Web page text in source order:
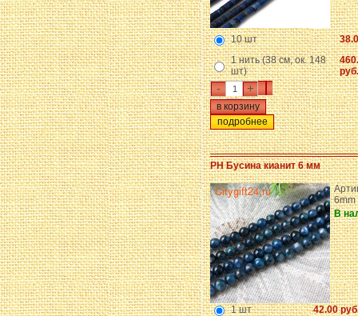
10 шт
1 нить (38 см, ок. 148
шт)
руб.
- +
подробнее
PH Бусина кианит 6 мм
6mm
В
1 шт
42.00